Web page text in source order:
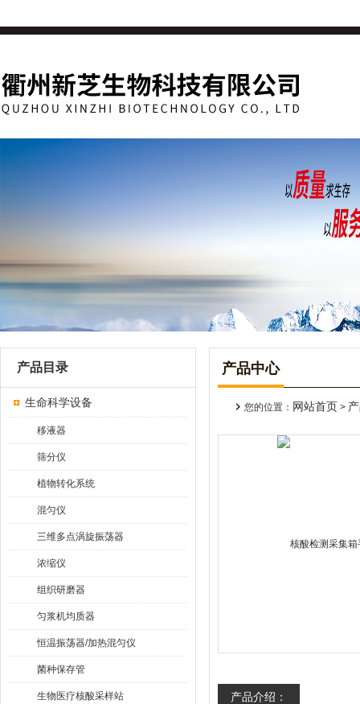
产品目录
生命科学设备
移液器
筛分仪
植物转化系统
混匀仪
三维多点涡旋振荡器
浓缩仪
组织研磨器
匀浆机均质器
恒温振荡器/加热混匀仪
菌种保存管
生物医疗核酸采样站
产品中心
您的位置： 网站首页 >
产品介绍：